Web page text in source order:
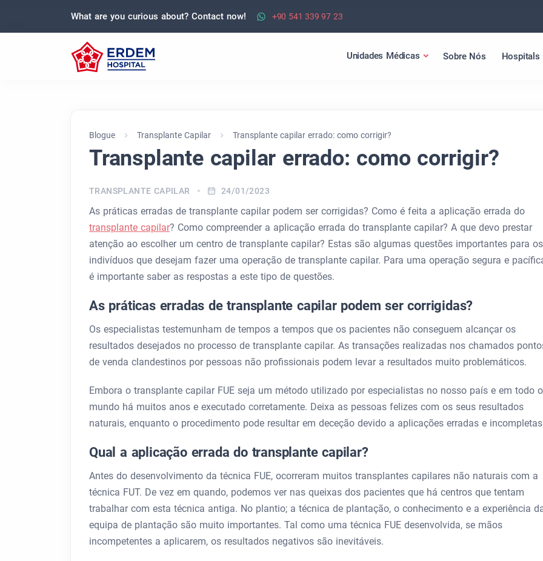
What are you curious about? Contact now! +90 541 339 97 23
Unidades Médicas Sobre Nós Hospitals
Blogue Transplante Capilar Transplante capilar errado: como corrigir?
Transplante capilar errado: como corrigir?
TRANSPLANTE CAPILAR 24/01/2023
As práticas erradas de transplante capilar podem ser corrigidas? Como é feita a aplicação errada do
transplante capilar? Como compreender a aplicação errada do transplante capilar? A que devo prestar
atenção ao escolher um centro de transplante capilar? Estas são algumas questões importantes para os
indivíduos que desejam fazer uma operação de transplante capilar. Para uma operação segura e
é importante saber as respostas a este tipo de questões.
As práticas erradas de transplante capilar podem ser corrigidas?
Os especialistas testemunham de tempos a tempos que os pacientes não conseguem alcançar os
resultados desejados no processo de transplante capilar. As transações realizadas nos chamados
de venda clandestinos por pessoas não profissionais podem levar a resultados muito problemáticos.
Embora o transplante capilar FUE seja um método utilizado por especialistas no nosso país e em todo o
mundo há muitos anos e executado corretamente. Deixa as pessoas felizes com os seus resultados
naturais, enquanto o procedimento pode resultar em deceção devido a aplicações erradas e
Qual a aplicação errada do transplante capilar?
Antes do desenvolvimento da técnica FUE, ocorreram muitos transplantes capilares não naturais com a
técnica FUT. De vez em quando, podemos ver nas queixas dos pacientes que há centros que tentam
trabalhar com esta técnica antiga. No plantio; a técnica de plantação, o conhecimento e a experiência
equipa de plantação são muito importantes. Tal como uma técnica FUE desenvolvida, se mãos
incompetentes a aplicarem, os resultados negativos são inevitáveis.